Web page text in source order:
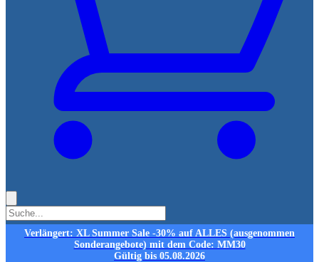
Verlängert: XL Summer Sale -30% auf ALLES (ausgenommen
Sonderangebote) mit dem Code: MM30
Gültig bis 05.08.2026